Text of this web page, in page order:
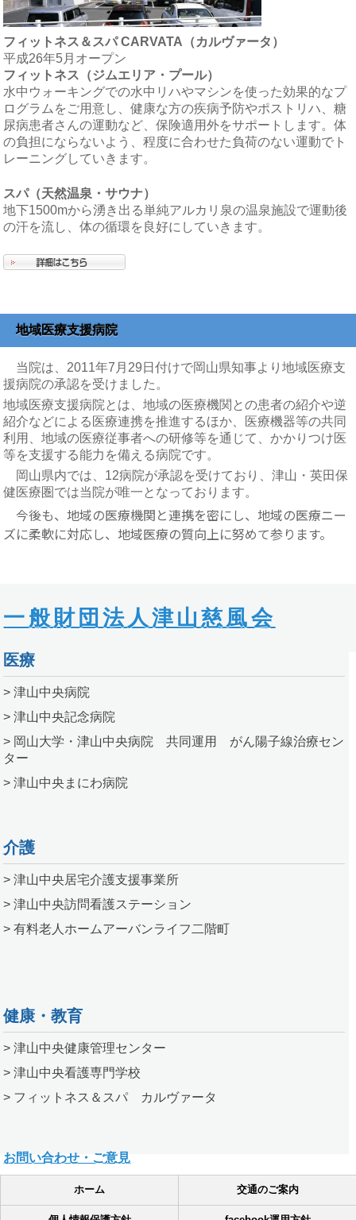
フィットネス＆スパ CARVATA（カルヴァータ）
平成26年5月オープン
フィットネス（ジムエリア・プール）
水中ウォーキングでの水中リハやマシンを使った効果的なプ
ログラムをご用意し、健康な方の疾病予防やポストリハ、糖
尿病患者さんの運動など、保険適用外をサポートします。体
の負担にならないよう、程度に合わせた負荷のない運動でト
レーニングしていきます。
スパ（天然温泉・サウナ）
地下1500mから湧き出る単純アルカリ泉の温泉施設で運動後
の汗を流し、体の循環を良好にしていきます。
地域医療支援病院
当院は、2011年7月29日付けで岡山県知事より地域医療支
援病院の承認を受けました。
地域医療支援病院とは、地域の医療機関との患者の紹介や逆
紹介などによる医療連携を推進するほか、 医療機器等の共同
利用、地域の医療従事者への研修等を通じて、かかりつけ医
等を支援する能力を備える病院です。
岡山県内では、12病院が承認を受けており、津山・英田保
健医療圏では当院が唯一となっております。
今後も、地域の医療機関と連携を密にし、地域の医療ニー
ズに柔軟に対応し、地域医療の質向上に努めて参ります。
一般財団法人津山慈風会
医療
> 津山中央病院
> 津山中央記念病院
> 岡山大学・津山中央病院 共同運用 がん陽子線治療セン
ター
> 津山中央まにわ病院
介護
> 津山中央居宅介護支援事業所
> 津山中央訪問看護ステーション
> 有料老人ホームアーバンライフ二階町
健康・教育
> 津山中央健康管理センター
> 津山中央看護専門学校
> フィットネス＆スパ カルヴァータ
お問い合わせ・ご意見
ホーム 交通のご案内